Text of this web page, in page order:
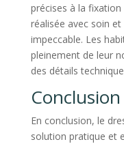
précises à la
réalisée avec soin
impeccable. Les
pleinement de leur
des détails
Conclusion
En conclusion, le
solution pratique et